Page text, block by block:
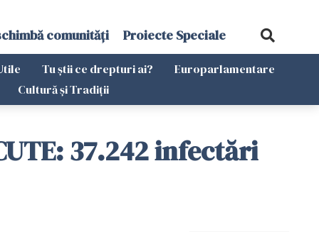
comunități Proiecte Speciale
Tu știi ce drepturi ai?
Europarlamentare
Cultură și Tradiții
37.242 infectări